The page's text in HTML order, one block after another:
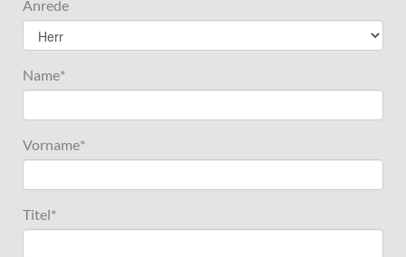
Anrede
Name*
Vorname*
Titel*